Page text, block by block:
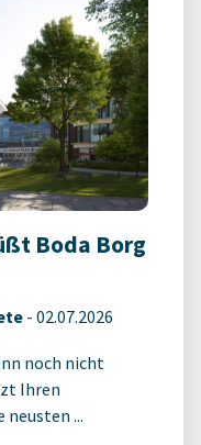
Boda Borg
- 02.07.2026
noch nicht
Ihren
neusten ...